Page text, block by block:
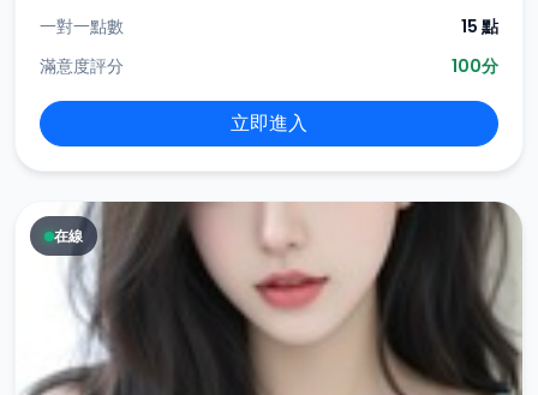
一對一點數
15 點
滿意度評分
100分
立即進入
在線